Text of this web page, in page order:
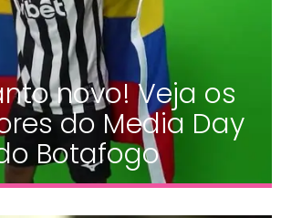
novo! Veja os
do Media Day
Botafogo